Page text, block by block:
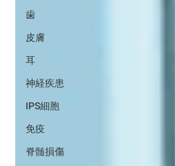
歯
皮膚
耳
神経疾患
IPS細胞
免疫
脊髄損傷